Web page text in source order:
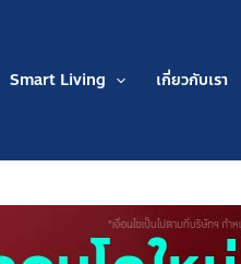
Smart Living เกี่ยวกับเรา